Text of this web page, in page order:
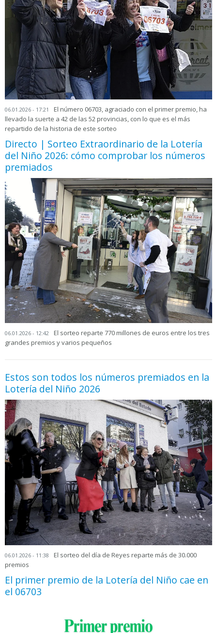
06.01.2026 - 17:21
El número 06703, agraciado con el primer premio, ha
llevado la suerte a 42 de las 52 provincias, con lo que es el más
repartido de la historia de este sorteo
Directo | Sorteo Extraordinario de la Lotería
del Niño 2026: cómo comprobar los números
premiados
06.01.2026 - 12:42
El sorteo reparte 770 millones de euros entre los tres
grandes premios y varios pequeños
Estos son todos los números premiados en la
Lotería del Niño 2026
06.01.2026 - 11:38
El sorteo del día de Reyes reparte más de 30.000
premios
El primer premio de la Lotería del Niño cae en
el 06703